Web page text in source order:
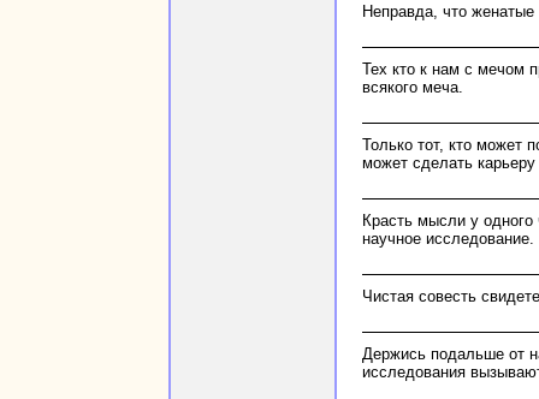
Неправда, что
Тех кто к нам с мечом
всякого меча.
Только тот, кто может
может сделать карьеру
Красть мысли у одного
научное исследование.
Чистая совесть
Держись подальше от
исследования